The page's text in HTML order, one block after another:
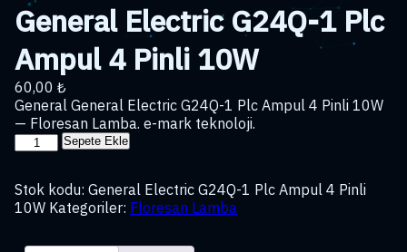
General Electric G24Q-1 Plc
Ampul 4 Pinli 10W
60,00 ₺
General General Electric G24Q-1 Plc Ampul 4 Pinli 10W
— Floresan Lamba. e-mark teknoloji.
General
1
Plc
Sepete Ekle
Stok kodu: General Electric G24Q-1 Plc Ampul 4 Pinli
10W Kategoriler: Floresan Lamba